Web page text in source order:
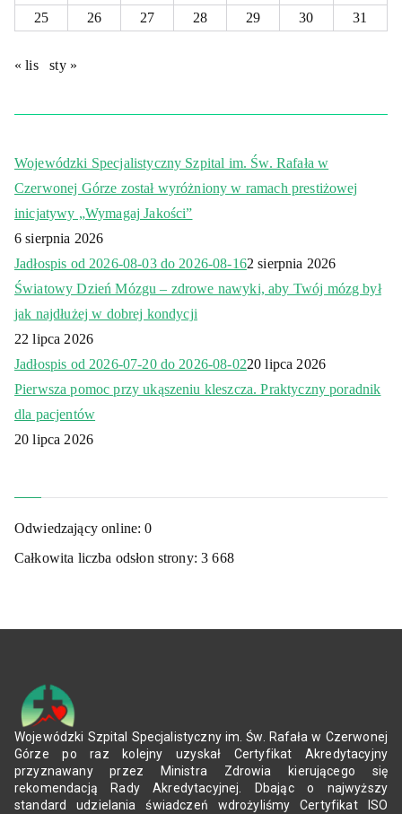
25
26 27 28 29 30 31
« lis sty »
Wojewódzki Specjalistyczny Szpital im. Św. Rafała w
Czerwonej Górze został wyróżniony w ramach prestiżowej
inicjatywy „Wymagaj Jakości”
6 sierpnia 2026
Jadłospis od 2026-08-03 do 2026-08-162 sierpnia 2026
Światowy Dzień Mózgu – zdrowe nawyki, aby Twój mózg był
jak najdłużej w dobrej kondycji
22 lipca 2026
Jadłospis od 2026-07-20 do 2026-08-0220 lipca 2026
Pierwsza pomoc przy ukąszeniu kleszcza. Praktyczny poradnik
dla pacjentów
20 lipca 2026
Odwiedzający online:0
Całkowita liczba odsłon strony:3 668
Wojewódzki Szpital Specjalistyczny im. Św. Rafała w Czerwonej
Górze po raz kolejny uzyskał Certyfikat Akredytacyjny
przyznawany przez Ministra Zdrowia kierującego się
rekomendacją Rady Akredytacyjnej. Dbając o najwyższy
standard udzielania świadczeń wdrożyliśmy Certyfikat ISO